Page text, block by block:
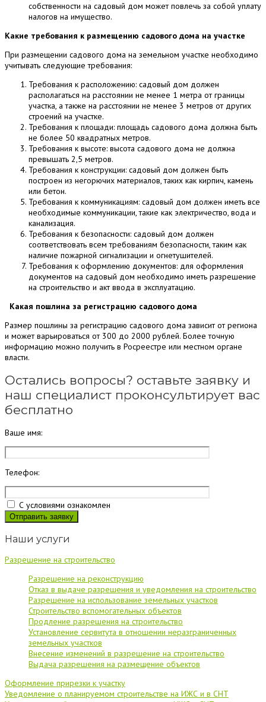
собственности на садовый дом может повлечь за собой уплату
налогов на имущество.
Какие требования к размещению садового дома на участке
При размещении садового дома на земельном участке необходимо
учитывать следующие требования:
Требования к расположению: садовый дом должен
располагаться на расстоянии не менее 1 метра от границы
участка, а также на расстоянии не менее 3 метров от других
строений на участке.
Требования к площади: площадь садового дома должна быть
не более 50 квадратных метров.
Требования к высоте: высота садового дома не должна
превышать 2,5 метров.
Требования к конструкции: садовый дом должен быть
построен из негорючих материалов, таких как кирпич, камень
или бетон.
Требования к коммуникациям: садовый дом должен иметь все
необходимые коммуникации, такие как электричество, вода и
канализация.
Требования к безопасности: садовый дом должен
соответствовать всем требованиям безопасности, таким как
наличие пожарной сигнализации и огнетушителей.
Требования к оформлению документов: для оформления
документов на садовый дом необходимо иметь разрешение
на строительство и акт ввода в эксплуатацию.
Какая пошлина за регистрацию садового дома
Размер пошлины за регистрацию садового дома зависит от региона
и может варьироваться от 300 до 2000 рублей. Более точную
информацию можно получить в Росреестре или местном органе
власти.
Остались вопросы? оставьте заявку и
наш специалист проконсультирует вас
бесплатно
Ваше имя:
Телефон:
С условиями ознакомлен
Наши услуги
Разрешение на строительство
Разрешение на реконструкцию
Отказ в выдаче разрешения и уведомления на строительство
Разрешение на использование земельных участков
Строительство вспомогательных объектов
Продление разрешения на строительство
Установление сервитута в отношении неразграниченных
земельных участков
Внесение изменений в разрешение на строительство
Выдача разрешения на размещение объектов
Оформление прирезки к участку
Уведомление о планируемом строительстве на ИЖС и в СНТ